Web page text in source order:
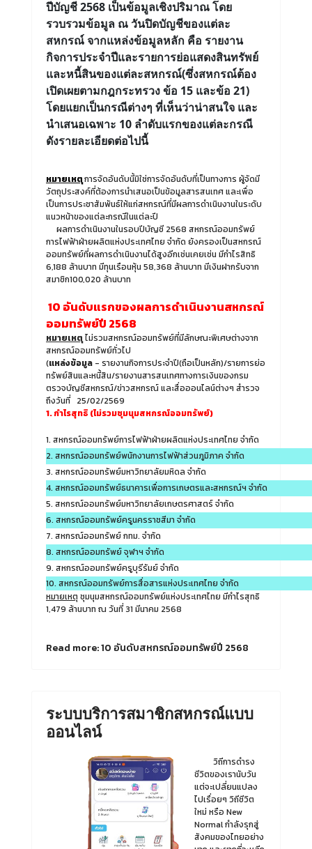
ปีบัญชี2568 เป็นข้อมูลเชิงปริมาณโดย
รวบรวมข้อมูล ณ วันปิดบัญชีของแต่ละ
สหกรณ์ จากแหล่งข้อมูลหลัก คือ รายงาน
กิจการประจำปีและรายการย่อแสดงสินทรัพย์
และหนี้สินของแต่ละสหกรณ์(ซึ่งสหกรณ์ต้อง
เปิดเผยตามกฎกระทรวง ข้อ 15 และข้อ 21)
โดยแยกเป็นกรณีต่างๆ ที่เห็นว่าน่าสนใจ และ
นำเสนอเฉพาะ 10 ลำดับแรกของแต่ละกรณี
ดังรายละเอียดต่อไปนี้
หมายเหตุการจัดอันดับนี้มิใช่การจัดอันดับที่เป็นทางการ ผู้จัดมี
วัตถุประสงค์ที่ต้องการนำเสนอเป็นข้อมูลสารสนเทศ และเพื่อ
เป็นการประชาสัมพันธ์ให้แก่สหกรณ์ที่มีผลการดำเนินงานในระดับ
แนวหน้าของแต่ละกรณีในแต่ละปี
ผลการดำเนินงานในรอบปีบัญชี 2568 สหกรณ์ออมทรัพย์
การไฟฟ้าฝ่ายผลิตแห่งประเทศไทย จำกัด ยังครองเป็นสหกรณ์
ออมทรัพย์ที่ผลการดำเนินงานได้สูงอีกเช่นเคยเช่น มีกำไรสิทธิ
6,188 ล้านบาท มีทุนเรือนหุ้น 58,368 ล้านบาท มีเงินฝากรับจาก
สมาชิก100,020 ล้านบาท
10 อันดับแรกของผลการดำเนินงานสหกรณ์
ออมทรัพย์ปี 2568
หมายเหตุไม่รวมสหกรณ์ออมทรัพย์ที่มีลักษณะพิเศษต่างจาก
สหกรณ์ออมทรัพย์ทั่วไป
(แหล่งข้อมูล - รายงานกิจการประจำปี(ถือเป็นหลัก)/รายการย่อ
ทรัพย์สินและหนี้สิน/รายงานสารสนเทศทางการเงินของกรม
ตรวจบัญชีสหกรณ์/ข่าวสหกรณ์ และสื่อออนไลน์ต่างๆ สำรวจ
ถึงวันที่ 25/02/2569
1. กำไรสุทธิ (ไม่รวมชุมนุมสหกรณ์ออมทรัพย์)
1. สหกรณ์ออมทรัพย์การไฟฟ้าฝ่ายผลิตแห่งประเทศไทย จำกัด
2. สหกรณ์ออมทรัพย์พนักงานการไฟฟ้าส่วนภูมิภาค จำกัด
3. สหกรณ์ออมทรัพย์มหาวิทยาลัยมหิดล จำกัด
4. สหกรณ์ออมทรัพย์ธนาคารเพื่อการเกษตรและสหกรณ์ฯ จำกัด
5. สหกรณ์ออมทรัพย์มหาวิทยาลัยเกษตรศาสตร์ จำกัด
6. สหกรณ์ออมทรัพย์ครูนครราชสีมา จำกัด
7. สหกรณ์ออมทรัพย์ กทม. จำกัด
8. สหกรณ์ออมทรัพย์ จุฬาฯ จำกัด
9. สหกรณ์ออมทรัพย์ครูบุรีรัมย์ จำกัด
10. สหกรณ์ออมทรัพย์การสื่อสารแห่งประเทศไทย จำกัด
หมายเหตุ ชุมนุมสหกรณ์ออมทรัพย์แห่งประเทศไทย มีกำไรสุทธิ
1,479 ล้านบาท ณ วันที่ 31 มีนาคม 2568
Read more: 10 อันดับสหกรณ์ออมทรัพย์ปี 2568
ระบบบริการสมาชิกสหกรณ์แบบ
ออนไลน์
วิถีการดำรง
ชีวิตของเรานับวัน
แต่จะเปลี่ยนแปลง
ไปเรื่อยๆ วิถีชีวิต
ใหม่ หรือ New
Normal กำลังรุกสู่
สังคมของไทยอย่าง